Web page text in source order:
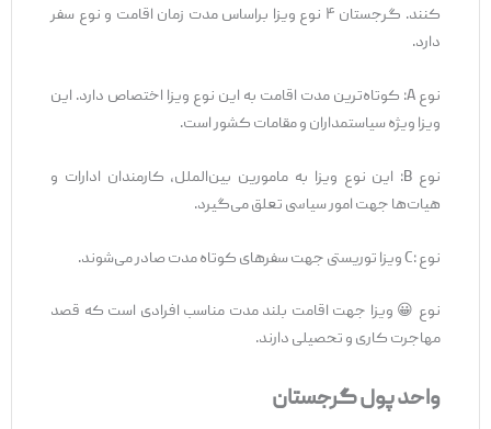
کنند. گرجستان ۴ نوع ویزا براساس مدت زمان اقامت و نوع سفر
دارد.
نوع A: کوتاه‌ترین مدت اقامت به این نوع ویزا اختصاص دارد. این
ویزا ویژه سیاستمداران و مقامات کشور است.
نوع B: این نوع ویزا به مامورین بین‌الملل، کارمندان ادارات و
هیات‌ها جهت امور سیاسی تعلق می‌گیرد.
نوع :C ویزا توریستی جهت سفرهای کوتاه مدت صادر می‌شوند.
نوع 😀 ویزا جهت اقامت بلند مدت مناسب افرادی است که قصد
مهاجرت کاری و تحصیلی دارند.
واحد پول گرجستان